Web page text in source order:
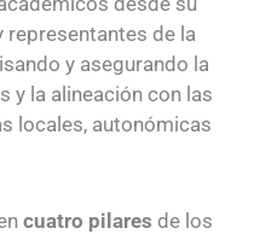
representantes de la
y asegurando la
y la alineación con las
locales, autonómicas
cuatro pilares de los